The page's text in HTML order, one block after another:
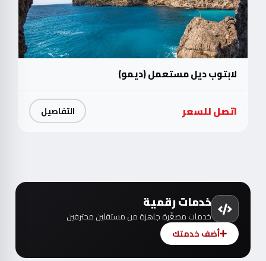
لابتوب ديل مستعمل (ديمو)
اتصل للسعر التفاصيل
خدمات رقمية
خدمات مصغّرة جاهزة من مستقلين محترفين
أضف خدمتك